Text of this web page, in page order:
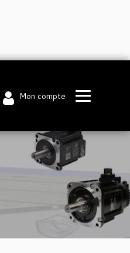
Mon compte